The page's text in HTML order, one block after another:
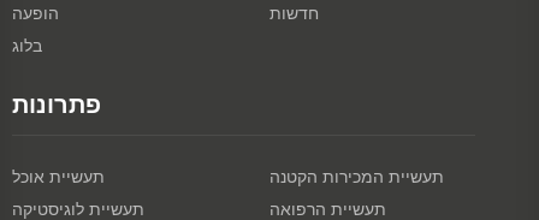
הופעה
חדשות
בלוג
פתרונות
תעשיית אוכל
תעשיית המכירות הקטנה
תעשיית לוגיסטיקה
תעשיית הרפואה